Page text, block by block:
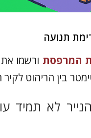
תנועה
המרפסת ורשמו
בין הריהוט
לא תמיד